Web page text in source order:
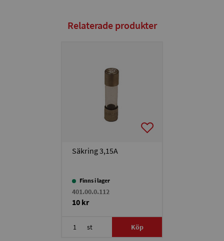
Relaterade produkter
Säkring 3,15A
Finns i lager
401.00.0.112
10 kr
st Köp